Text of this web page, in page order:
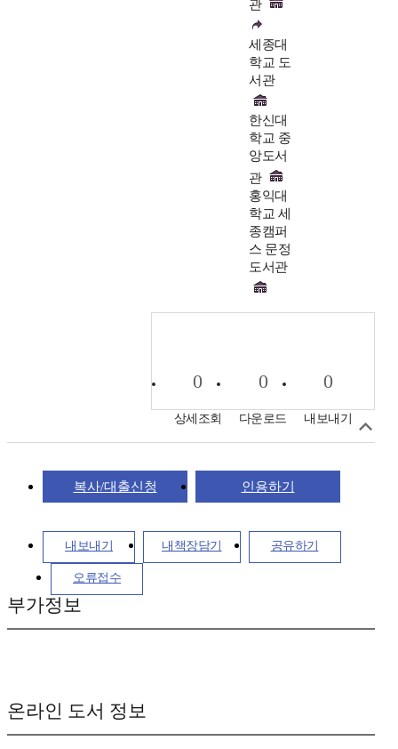
관
세종대
학교 도
서관
한신대
학교 중
앙도서
관
홍익대
학교 세
종캠퍼
스 문정
도서관
0
상세조회
0
다운로드
0
내보내기
복사/대출신청 인용하기
내보내기 내책장담기 공유하기
오류접수
부가정보
온라인 도서 정보